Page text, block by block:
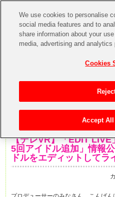
【デレVR】「EDIT
5回アイドル追加」情報
ドルをエディットして
We use cookies to personalise
social media features and to
share information about your
media, advertising and analytics
Cookies
Accept